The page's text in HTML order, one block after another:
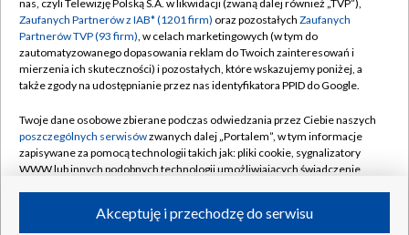
Emisja w TVP
Centrum informacji TVP
Naziemna Telewizja Cyfrowa
Rada Programowa
System NOS
Informacje o nadawcy
Program dla prasy
Polityka prywatności
Moje zgody
Pomoc
Kontakt
Kanały
nas, czyli Telewizję Polską S.A. w likwidacji (zwaną dalej również „TVP”),
Zaufanych Partnerów z IAB* (1201 firm) oraz pozostałych Zaufanych
Partnerów TVP (93 firm), w celach marketingowych (w tym do
zautomatyzowanego dopasowania reklam do Twoich zainteresowań i
mierzenia ich skuteczności) i pozostałych, które wskazujemy poniżej, a
także zgody na udostępnianie przez nas identyfikatora PPID do Google.
Twoje dane osobowe zbierane podczas odwiedzania przez Ciebie naszych
poszczególnych serwisówzwanych dalej „Portalem”, w tym informacje
zapisywane za pomocą technologii takich jak: pliki cookie, sygnalizatory
WWW lub innych podobnych technologii umożliwiających świadczenie
ruchu w Internecie.Akceptuję i przechodzę do serwisu